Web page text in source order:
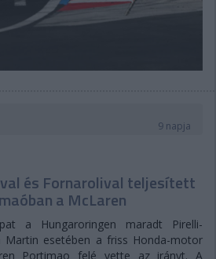
9 napja
és Fornarolival teljesített
a McLaren
a Hungaroringen maradt Pirelli-
esetében a friss Honda-motor
Portimao felé vette az irányt. A